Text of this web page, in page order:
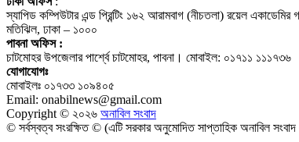
স্যাপিড কম্পিউটার এন্ড প্রিন্টিং ১৬২ আরামবাগ (নীচতলা) রয়েল একাডেমির
মতিঝিল, ঢাকা – ১০০০
পাবনা অফিস :
চাটমোহর উপজেলার পার্শ্বে চাটমোহর, পাবনা। মোবাইল: ০১৭১১ ১১১৭৩৬
যোগাযোগঃ
মোবাইলঃ ০১৭৩৩ ১০৯৪০৫
Email: onabilnews@gmail.com
Copyright © ২০২৬ অনাবিল সংবাদ
© সর্বস্বত্ব সংরক্ষিত © (এটি সরকার অনুমোদিত সাপ্তাহিক অনাবিল